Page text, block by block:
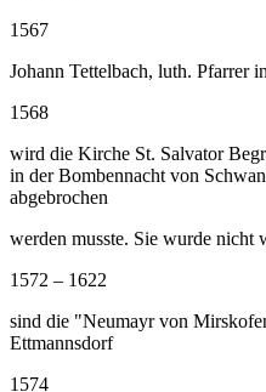
1567
Johann Tettelbach, luth. Pfarrer
1568
wird die Kirche St. Salvator
in der Bombennacht von
abgebrochen
werden musste. Sie wurde nicht
1572 – 1622
sind die "Neumayr von
Ettmannsdorf
1574